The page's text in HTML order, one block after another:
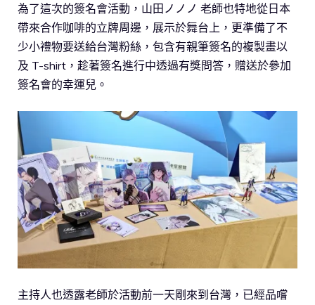
為了這次的簽名會活動，山田ノノノ 老師也特地從日本
帶來合作咖啡的立牌周邊，展示於舞台上，更準備了不
少小禮物要送給台灣粉絲，包含有親筆簽名的複製畫以
及 T-shirt，趁著簽名進行中透過有獎問答，贈送於參加
簽名會的幸運兒。
主持人也透露老師於活動前一天剛來到台灣，已經品嚐